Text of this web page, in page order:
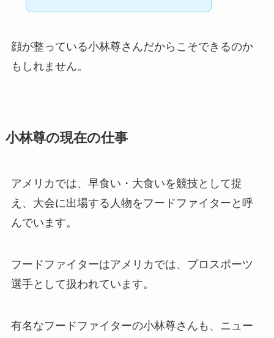
顔が整っている小林尊さんだからこそできるのか
もしれません。
小林尊の現在の仕事
アメリカでは、早食い・大食いを競技として捉
え、大会に出場する人物をフードファイターと呼
んでいます。
フードファイターはアメリカでは、プロスポーツ
選手として扱われています。
有名なフードファイターの小林尊さんも、ニュー